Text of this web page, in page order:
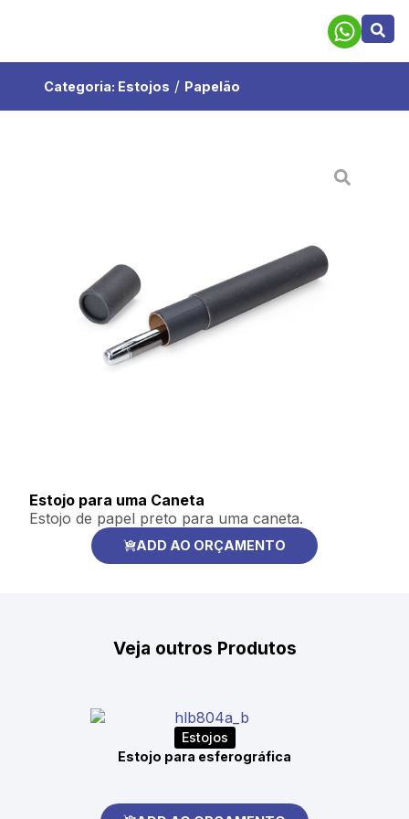
Categoria: Estojos / Papelão
Estojo para uma Caneta
Estojo de papel preto para uma caneta.
ADD AO ORÇAMENTO
Veja outros Produtos
Estojos
Estojo para esferográfica